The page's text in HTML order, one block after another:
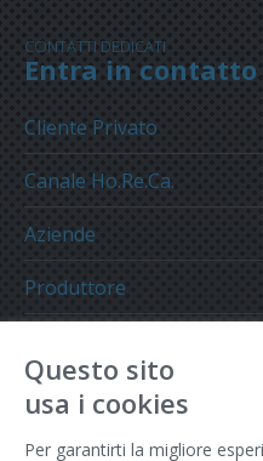
CONTATTI DEDICATI
Entra in contatto
Cliente Privato
Canale Ho.Re.Ca.
Aziende
Produttore
Questo sito
usa i cookies
Per garantirti la migliore